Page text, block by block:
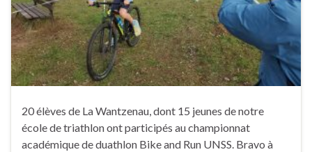
20 élèves de La Wantzenau, dont 15 jeunes de notre
école de triathlon ont participés au championnat
académique de duathlon Bike and Run UNSS. Bravo à